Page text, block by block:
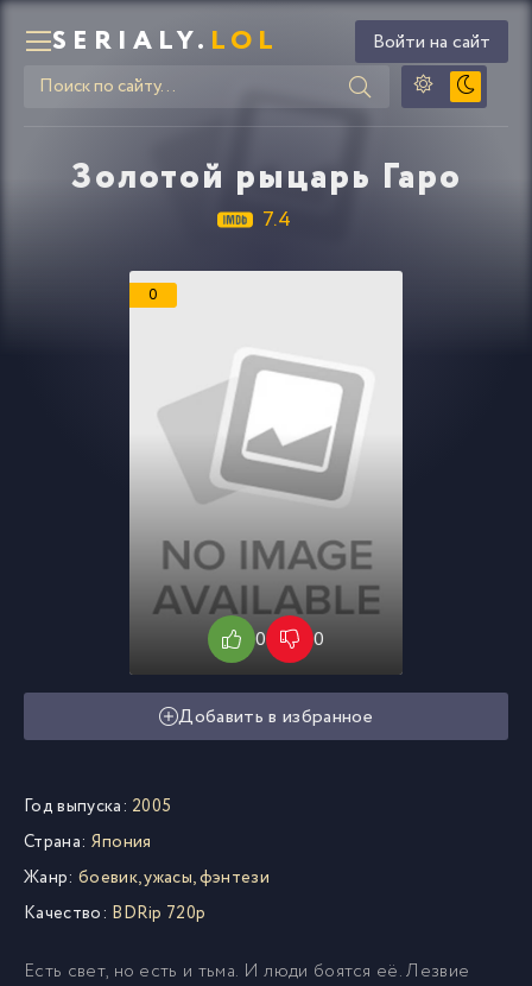
SERIALY. LOL Войти на сайт
Золотой рыцарь Гаро
7.4
0
0 0
Добавить в избранное
Год выпуска: 2005
Страна: Япония
Жанр: боевик, ужасы, фэнтези
Качество: BDRip 720p
Есть свет, но есть и тьма. И люди боятся её. Лезвие